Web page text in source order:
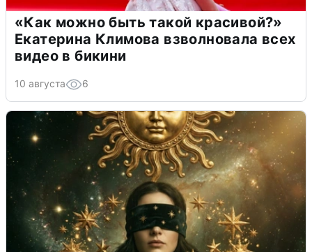
«Как можно быть такой красивой?»
Екатерина Климова взволновала всех
видео в бикини
10 августа 6